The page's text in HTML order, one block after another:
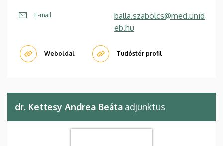
E-mail
balla.szabolcs@med.unid
eb.hu
Weboldal Tudóstér profil
dr. Kettesy Andrea Beáta adjunktus